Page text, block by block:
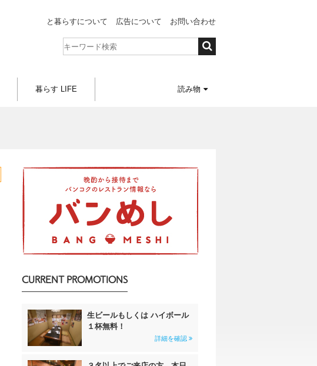
と暮らすについて 広告について お問い合わせ
暮らす LIFE 読み物
CURRENT PROMOTIONS
生ビールもしくは ハイボール
１杯無料！
詳細を確認